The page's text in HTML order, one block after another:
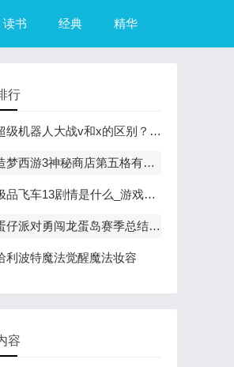
读书 经典 精华
行
机器人大战v和x的区别？（超级机器人大战R）
西游3神秘商店第五格有什么？（造梦西游3摇光石）
飞车13剧情是什么_游戏？（极品飞车13中文版）
仔派对勇闯龙蛋岛赛季总结来咯
利波特魔法觉醒魔法妆容
容